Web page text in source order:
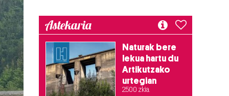
Astekaria
Naturak bere
lekua hartu du
Artikutzako
urtegian
2.500 zkia.